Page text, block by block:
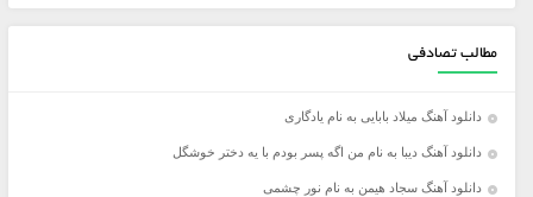
مطالب تصادفی
دانلود آهنگ میلاد بابایی به نام یادگاری
دانلود آهنگ دیبا به نام من اگه پسر بودم با یه دختر خوشگل
دانلود آهنگ سجاد هیمن به نام نور چشمی